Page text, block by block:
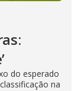
do esperado
na